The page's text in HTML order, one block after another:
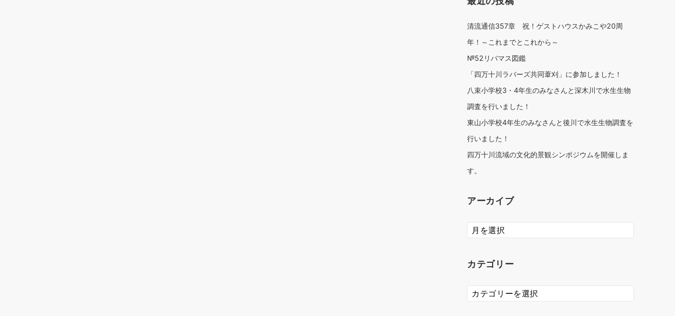
清流通信357章 祝！ゲストハウスかみこや20周
年！～これまでとこれから～
№52リバマス図鑑
「四万十川ラバーズ共同葦刈」に参加しました！
八束小学校3・4年生のみなさんと深木川で水生生物
調査を行いました！
東山小学校4年生のみなさんと後川で水生生物調査を
行いました！
四万十川流域の文化的景観シンポジウムを開催しま
す。
アーカイブ
ア
ー
ブ
カテゴリー
カ
テ